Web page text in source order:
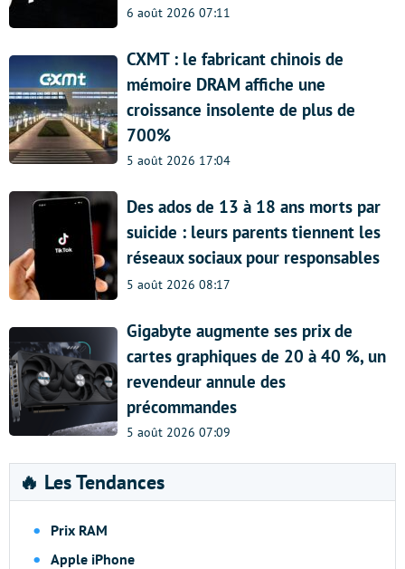
6 août 2026 07:11
CXMT : le fabricant chinois de
mémoire DRAM affiche une
croissance insolente de plus de
700%
5 août 2026 17:04
Des ados de 13 à 18 ans morts par
suicide : leurs parents tiennent les
réseaux sociaux pour responsables
5 août 2026 08:17
Gigabyte augmente ses prix de
cartes graphiques de 20 à 40 %, un
revendeur annule des
précommandes
5 août 2026 07:09
🔥 Les Tendances
Prix RAM
Apple iPhone